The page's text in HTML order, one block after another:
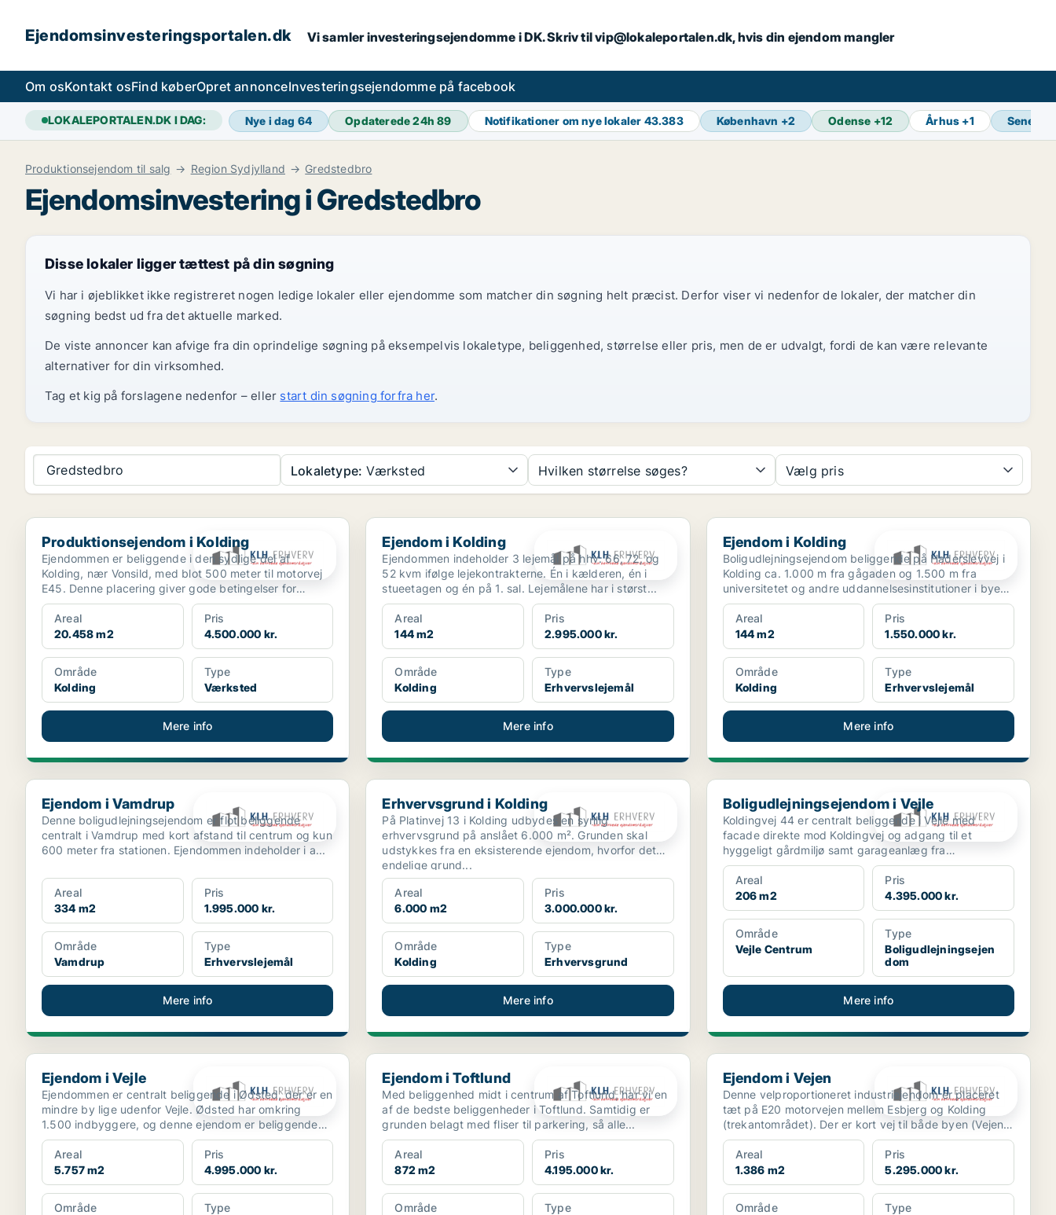
Ejendomsinvesteringsportalen.dk Vi samler investeringsejendomme i DK. Skriv til vip@lokaleportalen.dk, hvis din ejendom mangler
Om osKontakt osFind køberOpret annonceInvesteringsejendomme på facebook
LOKALEPORTALEN.DK I DAG: Nye i dag 64 Opdaterede 24h89 Notifikationer om nye lokaler 43.383 København +2 Odense +12 Århus +1
Produktionsejendom til salg Region Sydjylland Gredstedbro
Ejendomsinvestering i Gredstedbro
Disse lokaler ligger tættest på din søgning
Vi har i øjeblikket ikke registreret nogen ledige lokaler eller ejendomme som matcher din søgning helt præcist. Derfor viser vi nedenfor de lokaler, der matcher din
søgning bedst ud fra det aktuelle marked.
De viste annoncer kan afvige fra din oprindelige søgning på eksempelvis lokaletype, beliggenhed, størrelse eller pris, men de er udvalgt, fordi de kan være relevante
alternativer for din virksomhed.
Tag et kig på forslagene nedenfor – eller start din søgning forfra her.
Gredstedbro Lokaletype: Værksted Hvilken størrelse søges? Vælg pris
Produktionsejendom i Kolding
Produktionsejendom i Kolding
Ejendommen er beliggende i den sydlige del af
Kolding, nær Vonsild, med blot 500 meter til motorvej
E45. Denne placering giver gode betingelser for
erhvervsm...
Areal
20.458 m2
Pris
4.500.000 kr.
Område
Kolding
Type
Værksted
Mere info
Ejendom i Kolding
Ejendom i Kolding
Ejendommen indeholder 3 lejemål på hhv. 66, 72, og
52 kvm ifølge lejekontrakterne. Én i kælderen, én i
stueetagen og én på 1. sal. Lejemålene har i størst...
Areal
144 m2
Pris
2.995.000 kr.
Område
Kolding
Type
Erhvervslejemål
Mere info
Ejendom i Kolding
Ejendom i Kolding
Boligudlejningsejendom beliggende på Haderslevvej i
Kolding ca. 1.000 m fra gågaden og 1.500 m fra
universitetet og andre uddannelsesinstitutioner i byen.
...
Areal
144 m2
Pris
1.550.000 kr.
Område
Kolding
Type
Erhvervslejemål
Mere info
Ejendom i Vamdrup
Ejendom i Vamdrup
Denne boligudlejningsejendom er flot beliggende
centralt i Vamdrup med kort afstand til centrum og kun
600 meter fra stationen. Ejendommen indeholder i a...
Areal
334 m2
Pris
1.995.000 kr.
Område
Vamdrup
Type
Erhvervslejemål
Mere info
Erhvervsgrund i Kolding
Erhvervsgrund i Kolding
På Platinvej 13 i Kolding udbydes en synlig
erhvervsgrund på anslået 6.000 m². Grunden skal
udstykkes fra en eksisterende ejendom, hvorfor det
endelige grund...
Areal
6.000 m2
Pris
3.000.000 kr.
Område
Kolding
Type
Erhvervsgrund
Mere info
Boligudlejningsejendom i Vejle
Boligudlejningsejendom i Vejle
Koldingvej 44 er centralt beliggende i Vejle med
facade direkte mod Koldingvej og adgang til et
hyggeligt gårdmiljø samt garageanlæg fra
Bleggaardsgade. Ejen...
Areal
206 m2
Pris
4.395.000 kr.
Område
Vejle Centrum
Type
Boligudlejningsejen
dom
Mere info
Ejendom i Vejle
Ejendom i Vejle
Ejendommen er centralt beliggende i Ødsted, der er en
mindre by lige udenfor Vejle. Ødsted har omkring
1.500 indbyggere, og denne ejendom er beliggende
midt ...
Areal
5.757 m2
Pris
4.995.000 kr.
Område
Type
Ejendom i Toftlund
Ejendom i Toftlund
Med beliggenhed midt i centrum af Toftlund, har vi en
af de bedste beliggenheder i Toftlund. Samtidig er
grunden belagt med fliser til parkering, så alle...
Areal
872 m2
Pris
4.195.000 kr.
Område
Type
Ejendom i Vejen
Ejendom i Vejen
Denne velproportioneret industriejendom er placeret
tæt på E20 motorvejen mellem Esbjerg og Kolding
(trekantområdet). Der er kort vej til både byen (Vejen)
o...
Areal
1.386 m2
Pris
5.295.000 kr.
Område
Type